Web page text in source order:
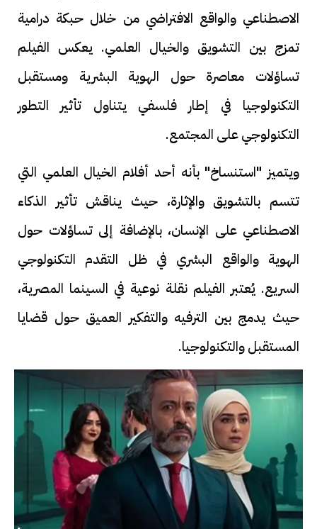
الاصطناعي والواقع الافتراضي من خلال حبكة درامية
تمزج بين التشويق والخيال العلمي. يعكس الفيلم
تساؤلات معاصرة حول الهوية البشرية ومستقبل
التكنولوجيا في إطار فلسفي يتناول تأثير التطور
التكنولوجي على المجتمع.
ويتميز "استنساخ" بأنه أحد أفلام الخيال العلمي التي
تتسم بالتشويق والإثارة، حيث يناقش تأثير الذكاء
الاصطناعي على الإنسان، بالإضافة إلى تساؤلات حول
الهوية والواقع البشري في ظل التقدم التكنولوجي
السريع. يُعتبر الفيلم نقلة نوعية في السينما المصرية،
حيث يدمج بين الترفيه والتفكير العميق حول قضايا
المستقبل والتكنولوجيا.